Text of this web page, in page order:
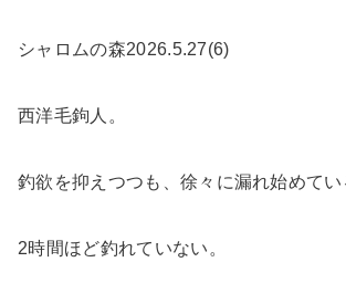
シャロムの森2026.5.27(6)
西洋毛鉤人。
釣欲を抑えつつも、徐々に漏れ始めてい
2時間ほど釣れていない。